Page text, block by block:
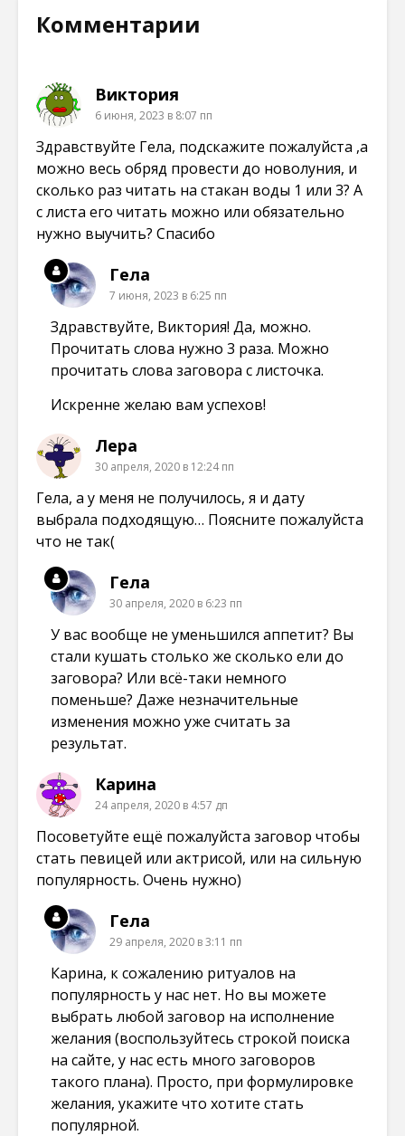
о
е
)
о
н
е
)
о
в
н
е
)
е
)
Комментарии
Виктория
6 июня, 2023 в 8:07 пп
Здравствуйте Гела, подскажите пожалуйста ,а
можно весь обряд провести до новолуния, и
сколько раз читать на стакан воды 1 или 3? А
с листа его читать можно или обязательно
нужно выучить? Спасибо
Гела
7 июня, 2023 в 6:25 пп
Здравствуйте, Виктория! Да, можно.
Прочитать слова нужно 3 раза. Можно
прочитать слова заговора с листочка.
Искренне желаю вам успехов!
Лера
30 апреля, 2020 в 12:24 пп
Гела, а у меня не получилось, я и дату
выбрала подходящую… Поясните пожалуйста
что не так(
Гела
30 апреля, 2020 в 6:23 пп
У вас вообще не уменьшился аппетит? Вы
стали кушать столько же сколько ели до
заговора? Или всё-таки немного
поменьше? Даже незначительные
изменения можно уже считать за
результат.
Карина
24 апреля, 2020 в 4:57 дп
Посоветуйте ещё пожалуйста заговор чтобы
стать певицей или актрисой, или на сильную
популярность. Очень нужно)
Гела
29 апреля, 2020 в 3:11 пп
Карина, к сожалению ритуалов на
популярность у нас нет. Но вы можете
выбрать любой заговор на исполнение
желания (воспользуйтесь строкой поиска
на сайте, у нас есть много заговоров
такого плана). Просто, при формулировке
желания, укажите что хотите стать
популярной.